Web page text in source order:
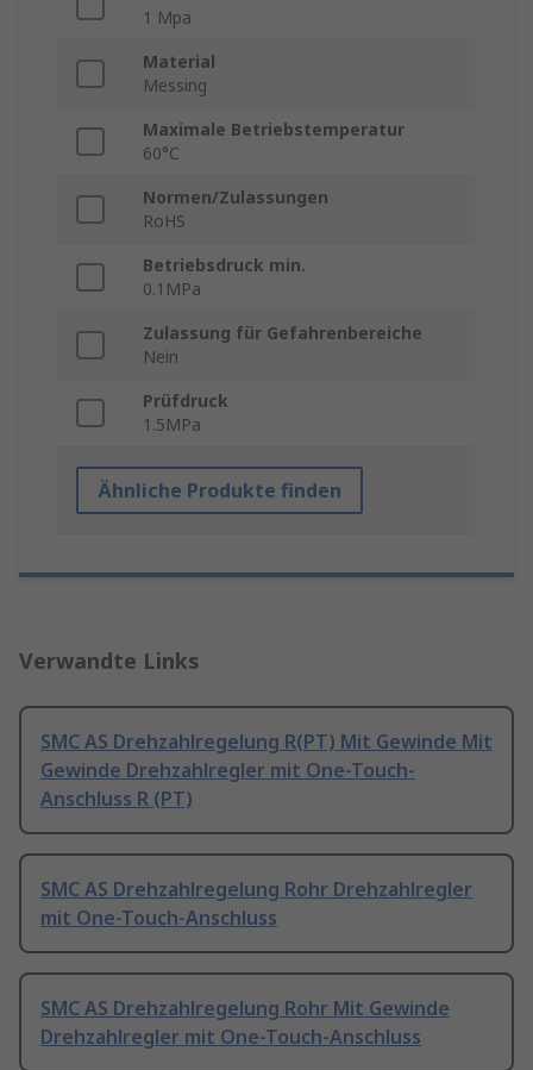
1 Mpa
Material
Messing
Maximale Betriebstemperatur
60°C
Normen/Zulassungen
RoHS
Betriebsdruck min.
0.1MPa
Zulassung für Gefahrenbereiche
Nein
Prüfdruck
1.5MPa
Ähnliche Produkte finden
Verwandte Links
SMC AS Drehzahlregelung R(PT) Mit Gewinde Mit
Gewinde Drehzahlregler mit One-Touch-
Anschluss R (PT)
SMC AS Drehzahlregelung Rohr Drehzahlregler
mit One-Touch-Anschluss
SMC AS Drehzahlregelung Rohr Mit Gewinde
Drehzahlregler mit One-Touch-Anschluss